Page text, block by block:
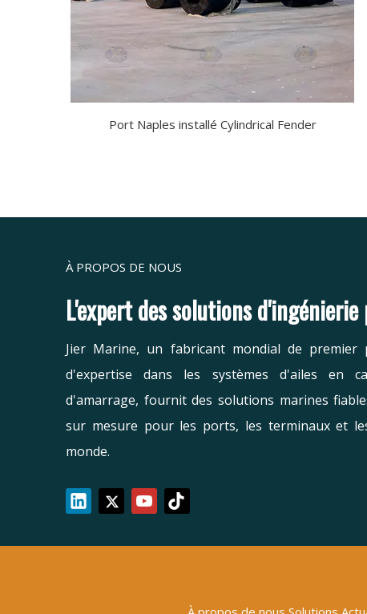
Port Naples installé Cylindrical Fender
À PROPOS DE NOUS
L'expert des solutions
Jier Marine, un fabricant mondial de premier
d'expertise dans les systèmes d'ailes en
d'amarrage, fournit des solutions marines
sur mesure pour les ports, les terminaux et
monde.